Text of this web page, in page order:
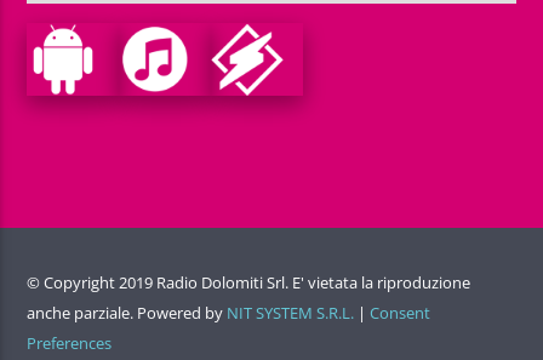
© Copyright 2019 Radio Dolomiti Srl. E' vietata la riproduzione
anche parziale. Powered by NIT SYSTEM S.R.L. | Consent
Preferences